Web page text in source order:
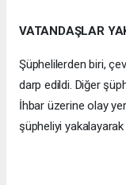
VATANDAŞLAR
Şüphelilerden biri,
darp edildi. Diğer
İhbar üzerine olay
şüpheliyi yakalayarak